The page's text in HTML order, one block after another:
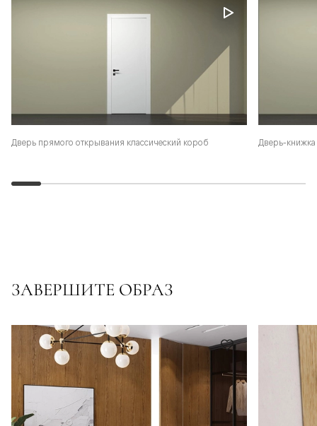
Дверь прямого открывания классический короб Дверь-
ЗАВЕРШИТЕ ОБРАЗ